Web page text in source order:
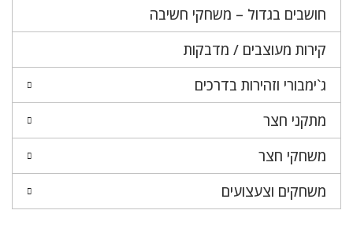
חושבים בגדול – משחקי חשיבה
קירות מעוצבים / מדבקות
ג`ימבורי וזהירות בדרכים
מתקני חצר
משחקי חצר
משחקים וצעצועים